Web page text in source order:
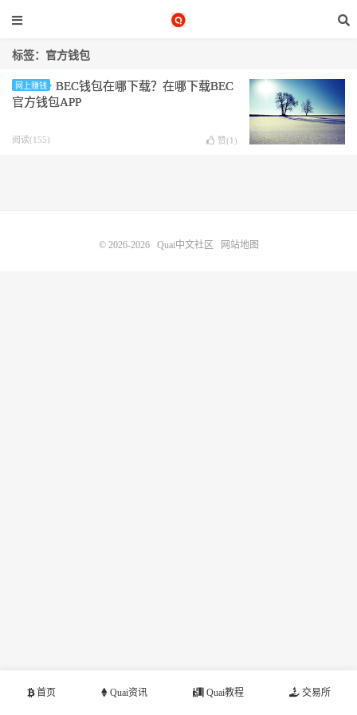
标签：官方钱包
网上赚钱
BEC钱包在哪下载？在哪下载BEC
官方钱包APP
阅读(155) 赞(1 )
首页 Quai资讯 Quai教程 交易所
© 2026-2026 Quai中文社区 网站地图